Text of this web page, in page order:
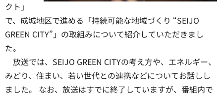
クト」
で、成城地区で進める「持続可能な地域づくり “SEIJO
GREEN CITY”」の取組みについて紹介していただきまし
た。
放送では、SEIJO GREEN CITYの考え方や、エネルギー、
みどり、住まい、若い世代との連携などについてお話しし
ました。
なお、放送はすでに終了していますが、番組内で